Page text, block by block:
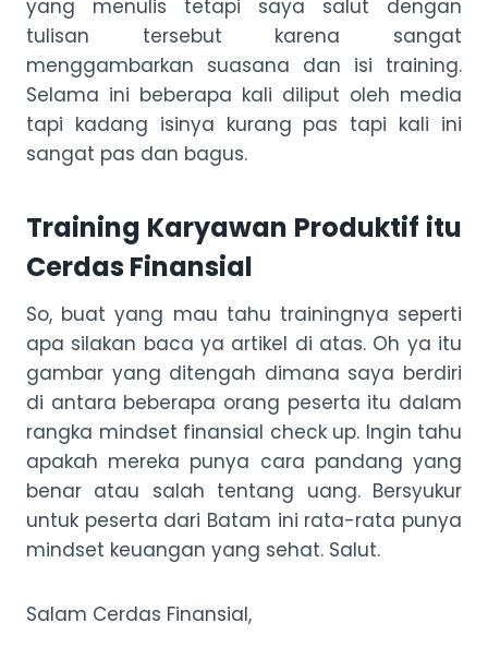
yang menulis tetapi saya salut dengan
tulisan tersebut karena sangat
menggambarkan suasana dan isi training.
Selama ini beberapa kali diliput oleh media
tapi kadang isinya kurang pas tapi kali ini
sangat pas dan bagus.
Training Karyawan Produktif itu
Cerdas Finansial
So, buat yang mau tahu trainingnya seperti
apa silakan baca ya artikel di atas. Oh ya itu
gambar yang ditengah dimana saya berdiri
di antara beberapa orang peserta itu dalam
rangka mindset finansial check up. Ingin tahu
apakah mereka punya cara pandang yang
benar atau salah tentang uang. Bersyukur
untuk peserta dari Batam ini rata-rata punya
mindset keuangan yang sehat. Salut.
Salam Cerdas Finansial,